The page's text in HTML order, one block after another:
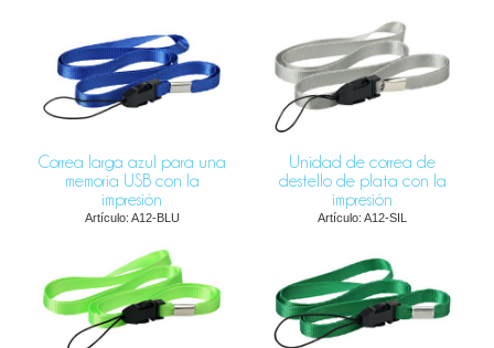
Correa larga azul para una
memoria USB con la
impresión
Artículo: A12-BLU
Unidad de correa de
destello de plata con la
impresión
Artículo: A12-SIL